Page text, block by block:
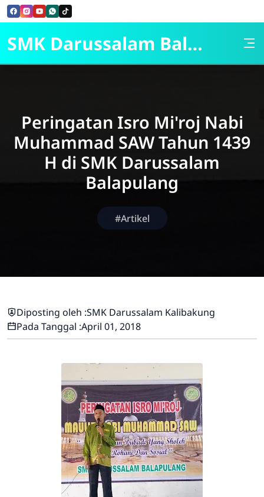
Skip to Content
SMK Darussalam Balapulang
Peringatan Isro Mi'roj Nabi
Muhammad SAW Tahun 1439
H di SMK Darussalam
Balapulang
#Artikel
Diposting oleh :SMK Darussalam Kalibakung
Pada Tanggal :April 01, 2018